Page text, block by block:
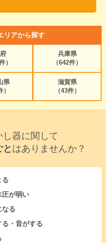
リアから探す
）
兵庫県
（642件）
県
）
滋賀県
（43件）
器に関して
とはありませんか？
る
圧が弱い
なる
・音がする